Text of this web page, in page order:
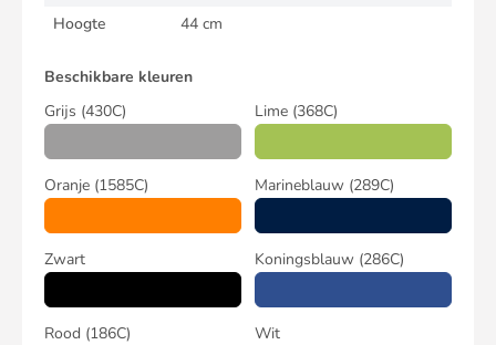
Hoogte
44 cm
Beschikbare kleuren
Grijs (430C) Lime (368C)
Oranje (1585C) Marineblauw (289C)
Zwart Koningsblauw (286C)
Rood (186C) Wit